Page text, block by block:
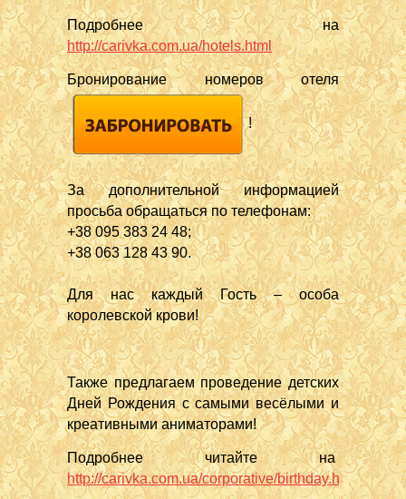
Подробнее на
http://carivka.com.ua/hotels.html
Бронирование номеров отеля
!
За дополнительной информацией
просьба обращаться по телефонам:
+38 095 383 24 48;
+38 063 128 43 90.
Для нас каждый Гость – особа
королевской крови!
Также предлагаем проведение детских
Дней Рождения с самыми весёлыми и
креативными аниматорами!
Подробнее читайте на
http://carivka.com.ua/corporative/birthday.html